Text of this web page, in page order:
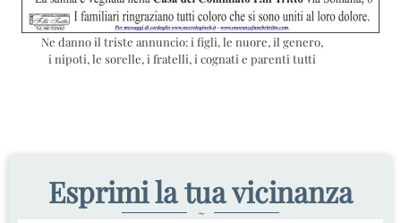
Ne danno il triste annuncio: i figli, le nuore, il genero,
i nipoti, le sorelle, i fratelli, i cognati e parenti tutti
Esprimi la tua vicinanza
~